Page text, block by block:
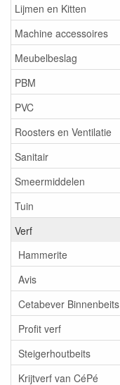
Lijmen en Kitten
Machine accessoires
Meubelbeslag
PBM
PVC
Roosters en Ventilatie
Sanitair
Smeermiddelen
Tuin
Verf
Hammerite
Avis
Cetabever Binnenbeits
Profit verf
Steigerhoutbeits
Krijtverf van CéPé